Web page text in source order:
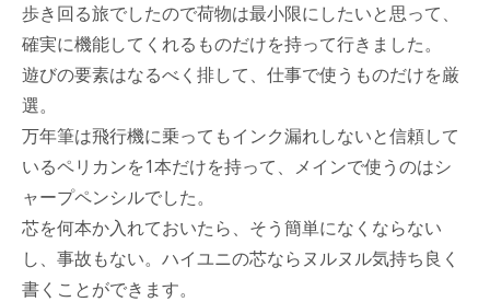
歩き回る旅でしたので荷物は最小限にしたいと思って、
確実に機能してくれるものだけを持って行きました。
遊びの要素はなるべく排して、仕事で使うものだけを厳
選。
万年筆は飛行機に乗ってもインク漏れしないと信頼して
いるペリカンを1本だけを持って、メインで使うのはシ
ャープペンシルでした。
芯を何本か入れておいたら、そう簡単になくならない
し、事故もない。ハイユニの芯ならヌルヌル気持ち良く
書くことができます。